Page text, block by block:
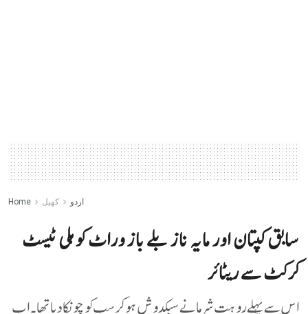
Home اردو کھیل
سابق کپتان اور مایہ ناز بلے باز وراٹ کوہلی ٹیسٹ
کرکٹ سے ریٹائر
اس سے پہلے روہت شرما نے سبکدوش ہو کر سب کو چونکا دیا تھا۔ اب